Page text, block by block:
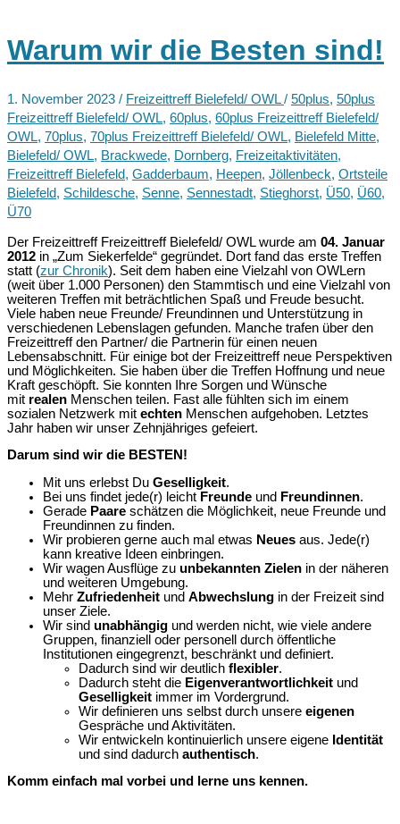
November/
Dezember
Warum wir die Besten sind!
1. November 2023 / Freizeittreff Bielefeld/ OWL/ 50plus, 50plus
Freizeittreff Bielefeld/ OWL, 60plus, 60plus Freizeittreff Bielefeld/
OWL, 70plus, 70plus Freizeittreff Bielefeld/ OWL, Bielefeld Mitte,
Bielefeld/ OWL, Brackwede, Dornberg, Freizeitaktivitäten,
Freizeittreff Bielefeld, Gadderbaum, Heepen, Jöllenbeck, Ortsteile
Bielefeld, Schildesche, Senne, Sennestadt, Stieghorst, Ü50, Ü60,
Ü70
Der Freizeittreff Freizeittreff Bielefeld/ OWL wurde am 04. Januar
2012 in „Zum Siekerfelde“ gegründet. Dort fand das erste Treffen
statt (zur Chronik). Seit dem haben eine Vielzahl von OWLern
(weit über 1.000 Personen) den Stammtisch und eine Vielzahl von
weiteren Treffen mit beträchtlichen Spaß und Freude besucht.
Viele haben neue Freunde/ Freundinnen und Unterstützung in
verschiedenen Lebenslagen gefunden. Manche trafen über den
Freizeittreff den Partner/ die Partnerin für einen neuen
Lebensabschnitt. Für einige bot der Freizeittreff neue Perspektiven
und Möglichkeiten. Sie haben über die Treffen Hoffnung und neue
Kraft geschöpft. Sie konnten Ihre Sorgen und Wünsche
mit realen Menschen teilen. Fast alle fühlten sich im einem
sozialen Netzwerk mit echten Menschen aufgehoben. Letztes
Jahr haben wir unser Zehnjähriges gefeiert.
Darum sind wir die BESTEN!
Mit uns erlebst Du Geselligkeit.
Bei uns findet jede(r) leicht Freunde und Freundinnen.
Gerade Paare schätzen die Möglichkeit, neue Freunde und
Freundinnen zu finden.
Wir probieren gerne auch mal etwas Neues aus. Jede(r)
kann kreative Ideen einbringen.
Wir wagen Ausflüge zu unbekannten Zielen in der näheren
und weiteren Umgebung.
Mehr Zufriedenheit und Abwechslung in der Freizeit sind
unser Ziele.
Wir sind unabhängig und werden nicht, wie viele andere
Gruppen, finanziell oder personell durch öffentliche
Institutionen eingegrenzt, beschränkt und definiert.
Dadurch sind wir deutlich flexibler.
Dadurch steht die Eigenverantwortlichkeit und
Geselligkeit immer im Vordergrund.
Wir definieren uns selbst durch unsere eigenen
Gespräche und Aktivitäten.
Wir entwickeln kontinuierlich unsere eigene Identität
und sind dadurch authentisch.
Komm einfach mal vorbei und lerne uns kennen.